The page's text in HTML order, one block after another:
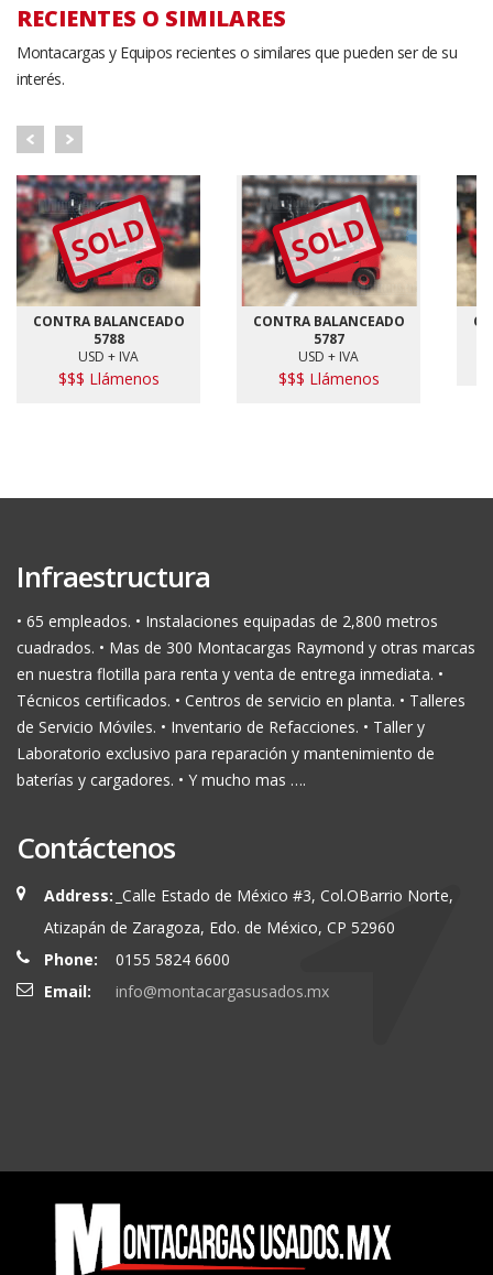
RECIENTES O SIMILARES
Montacargas y Equipos recientes o similares que pueden ser de su
interés.
SOLD
CONTRA BALANCEADO
5788
USD + IVA
$$$ Llámenos
SOLD
CONTRA BALANCEADO
5787
USD + IVA
$$$ Llámenos
Infraestructura
• 65 empleados. • Instalaciones equipadas de 2,800 metros
cuadrados. • Mas de 300 Montacargas Raymond y otras marcas
en nuestra flotilla para renta y venta de entrega inmediata. •
Técnicos certificados. • Centros de servicio en planta. • Talleres
de Servicio Móviles. • Inventario de Refacciones. • Taller y
Laboratorio exclusivo para reparación y mantenimiento de
baterías y cargadores. • Y mucho mas ….
Contáctenos
Address: _Calle Estado de México #3, Col.OBarrio Norte,
Atizapán de Zaragoza, Edo. de México, CP 52960
Phone:
0155 5824 6600
Email:
info@montacargasusados.mx